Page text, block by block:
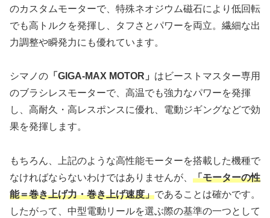
のカスタムモーターで、特殊ネオジウム磁石により低回転
でも高トルクを発揮し、タフさとパワーを両立。繊細な出
力調整や瞬発力にも優れています。
シマノの 「GIGA-MAX MOTOR」 はビーストマスター専用
のブラシレスモーターで、高温でも強力なパワーを発揮
し、高耐久・高レスポンスに優れ、電動ジギングなどで効
果を発揮します。
もちろん、上記のような高性能モーターを搭載した機種で
なければならないわけではありませんが、 「モーターの性
能＝巻き上げ力・巻き上げ速度」であることは確かです。
したがって、中型電動リールを選ぶ際の基準の一つとして